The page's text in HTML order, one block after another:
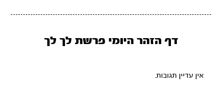
דף הזהר היומי פרשת לך לך
אין עדיין תגובות.